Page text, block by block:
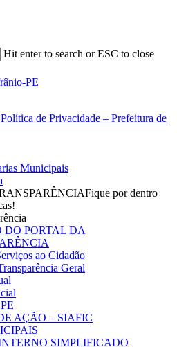
Hit enter to search or ESC to close
de Privacidade – Prefeitura de
Municipais
Fique por dentro
DO PORTAL DA
ao Cidadão
Geral
AÇÃO – SIAFIC
SIMPLIFICADO